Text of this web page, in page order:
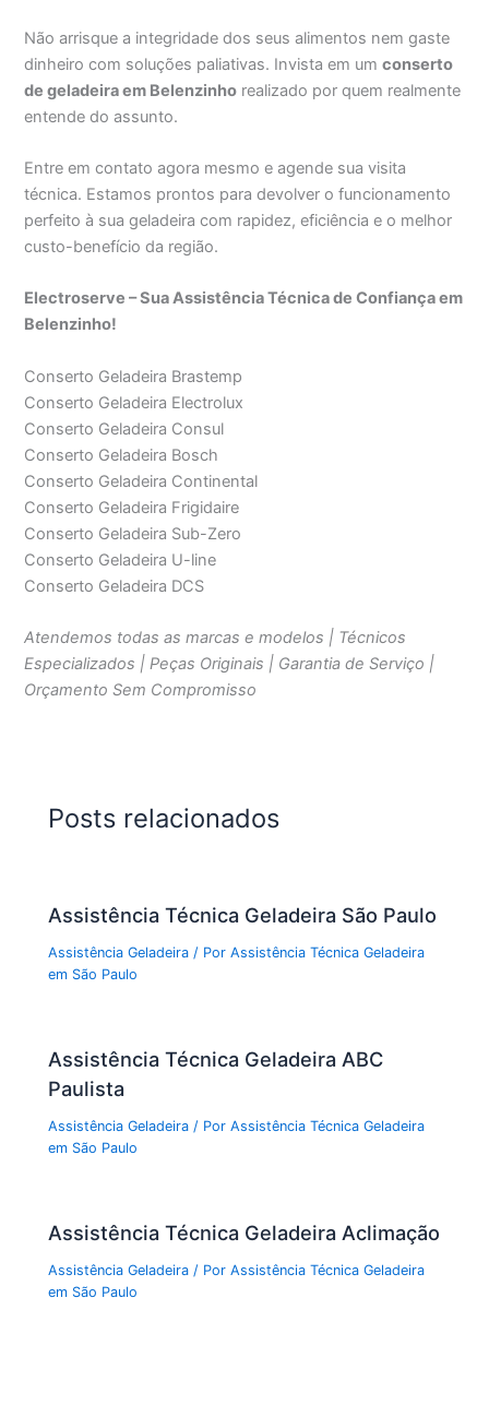
Não arrisque a integridade dos seus alimentos nem gaste
dinheiro com soluções paliativas. Invista em umconserto
de geladeira em Belenzinho realizado por quem realmente
entende do assunto.
Entre em contato agora mesmo e agende sua visita
técnica. Estamos prontos para devolver o funcionamento
perfeito à sua geladeira com rapidez, eficiência e o melhor
custo-benefício da região.
Electroserve – Sua Assistência Técnica de Confiança em
Belenzinho!
Conserto Geladeira Brastemp
Conserto Geladeira Electrolux
Conserto Geladeira Consul
Conserto Geladeira Bosch
Conserto Geladeira Continental
Conserto Geladeira Frigidaire
Conserto Geladeira Sub-Zero
Conserto Geladeira U-line
Conserto Geladeira DCS
Atendemos todas as marcas e modelos | Técnicos
Especializados | Peças Originais | Garantia de Serviço |
Orçamento Sem Compromisso
Posts relacionados
Assistência Técnica Geladeira São Paulo
Assistência Geladeira / PorAssistência Técnica Geladeira
em São Paulo
Assistência Técnica Geladeira ABC
Paulista
Assistência Geladeira / PorAssistência Técnica Geladeira
em São Paulo
Assistência Técnica Geladeira Aclimação
Assistência Geladeira / PorAssistência Técnica Geladeira
em São Paulo